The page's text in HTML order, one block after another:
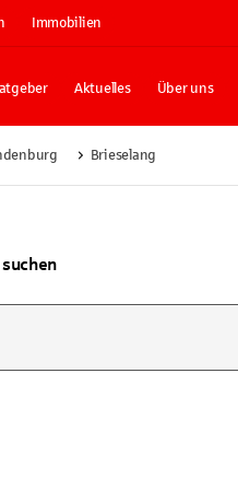
Immobilien
Aktuelles Über uns
Brieselang